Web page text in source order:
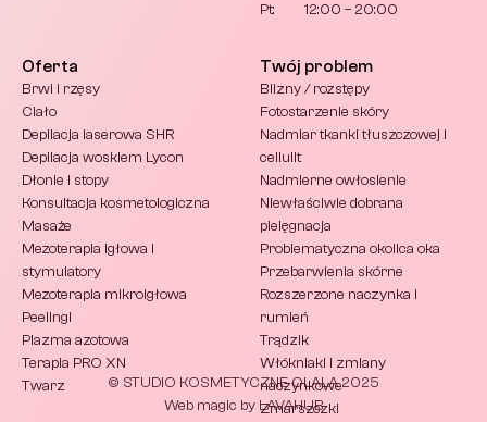
Oferta
Brwi i rzęsy
Ciało
Depilacja laserowa SHR
Depilacja woskiem Lycon
Dłonie i stopy
Konsultacja kosmetologiczna
Masaże
Mezoterapia igłowa i
stymulatory
Mezoterapia mikroigłowa
Peelingi
Plazma azotowa
Terapia PRO XN
Twarz
Twój problem
Blizny / rozstępy
Fotostarzenie skóry
Nadmiar tkanki tłuszczowej i
cellulit
Nadmierne owłosienie
Niewłaściwie dobrana
pielęgnacja
Problematyczna okolica oka
Przebarwienia skórne
Rozszerzone naczynka i
rumień
Trądzik
Włókniaki i zmiany
naczynkowe
Zmarszczki
Pt:         12:00 – 20:00
© STUDIO KOSMETYCZNE OLALA 2025
Web magic by LAVAHUB